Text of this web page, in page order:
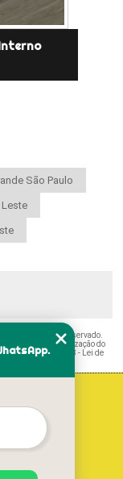
São Paulo
Leste
" é de direito reservado.
sem a autorização do
Penal –Lei 9610/98 - Lei de
Home
Empresa
Missão
Serviços
Contato